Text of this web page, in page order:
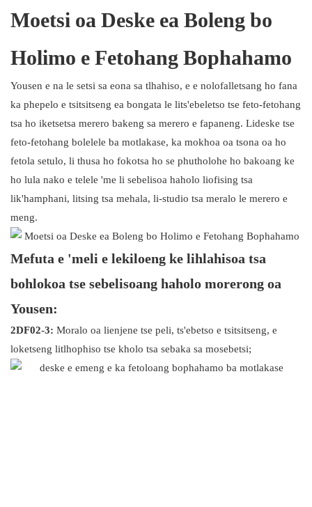
Moetsi oa Deske ea Boleng bo
Holimo e Fetohang Bophahamo
Yousen e na le setsi sa eona sa tlhahiso, e e nolofalletsang ho fana
ka phepelo e tsitsitseng ea bongata le lits'ebeletso tse feto-fetohang
tsa ho iketsetsa merero bakeng sa merero e fapaneng. Lideske tse
feto-fetohang bolelele ba motlakase, ka mokhoa oa tsona oa ho
fetola setulo, li thusa ho fokotsa ho se phutholohe ho bakoang ke
ho lula nako e telele 'me li sebelisoa haholo liofising tsa
lik'hamphani, litsing tsa mehala, li-studio tsa meralo le merero e
meng.
Mefuta e 'meli e lekiloeng ke lihlahisoa tsa
bohlokoa tse sebelisoang haholo morerong oa
Yousen:
2DF02-3: Moralo oa lienjene tse peli, ts'ebetso e tsitsitseng, e
loketseng litlhophiso tse kholo tsa sebaka sa mosebetsi;